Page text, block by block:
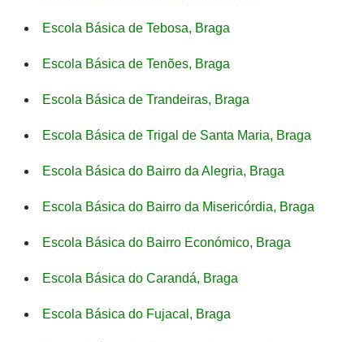
Escola Básica de Tebosa, Braga
Escola Básica de Tenões, Braga
Escola Básica de Trandeiras, Braga
Escola Básica de Trigal de Santa Maria, Braga
Escola Básica do Bairro da Alegria, Braga
Escola Básica do Bairro da Misericórdia, Braga
Escola Básica do Bairro Económico, Braga
Escola Básica do Carandá, Braga
Escola Básica do Fujacal, Braga